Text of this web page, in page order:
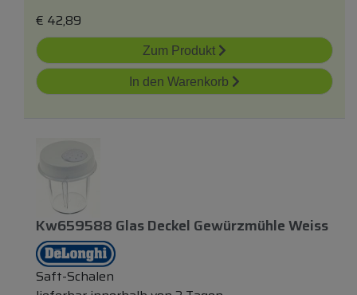
€ 42,89
Zum Produkt
In den Warenkorb
Kw659588 Glas Deckel Gewürzmühle Weiss
Saft-Schalen